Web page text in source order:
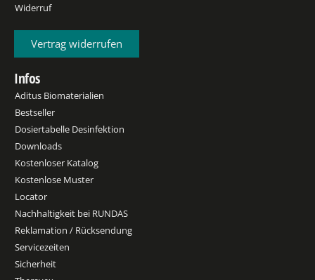
Widerruf
Vertrag widerrufen
Infos
Aditus Biomaterialien
Bestseller
Dosiertabelle Desinfektion
Downloads
Kostenloser Katalog
Kostenlose Muster
Locator
Nachhaltigkeit bei RUNDAS
Reklamation / Rücksendung
Servicezeiten
Sicherheit